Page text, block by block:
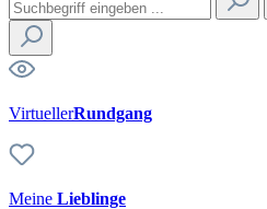
VirtuellerRundgang
Meine Lieblinge